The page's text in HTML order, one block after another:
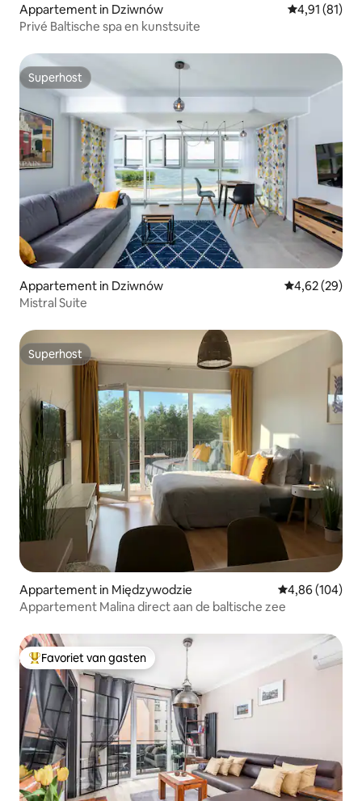
Appartement in Dziwnów Gemiddelde
4,91 (81)
Privé Baltische spa en kunstsuite
Superhost
Superhost
Appartement in Dziwnów Gemiddelde
4,62 (29)
Mistral Suite
Superhost
Superhost
Appartement in Międzywodzie Gemiddelde
4,86 (104)
Appartement Malina direct aan de baltische zee
Topfavoriet van gasten
Favoriet van gasten